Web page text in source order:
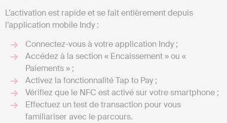
L’activation est rapide et se fait entièrement depuis
l’application mobile Indy :
Connectez-vous à votre application Indy ;
Accédez à la section « Encaissement » ou «
Paiements » ;
Activez la fonctionnalité Tap to Pay ;
Vérifiez que le NFC est activé sur votre smartphone ;
Effectuez un test de transaction pour vous
familiariser avec le parcours.